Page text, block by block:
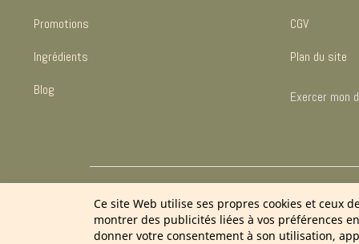
Promotions
Ingrédients
Blog
CGV
Plan du site
Exercer mon
Ce site Web utilise ses propres cookies et ceux
montrer des publicités liées à vos préférences
donner votre consentement à son utilisation,